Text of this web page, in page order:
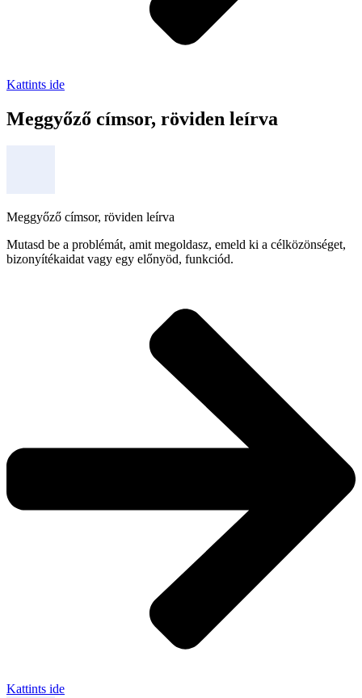
Kattints ide
Meggyőző címsor, röviden leírva
Meggyőző címsor, röviden leírva
Mutasd be a problémát, amit megoldasz, emeld ki a célközönséget,
bizonyítékaidat vagy egy előnyöd, funkciód.
Kattints ide